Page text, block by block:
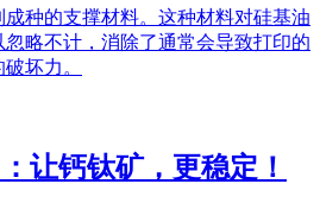
种的支撑材料。这种材料对硅基油
略不计，消除了通常会导致打印的
坏力。
让钙钛矿，更稳定！